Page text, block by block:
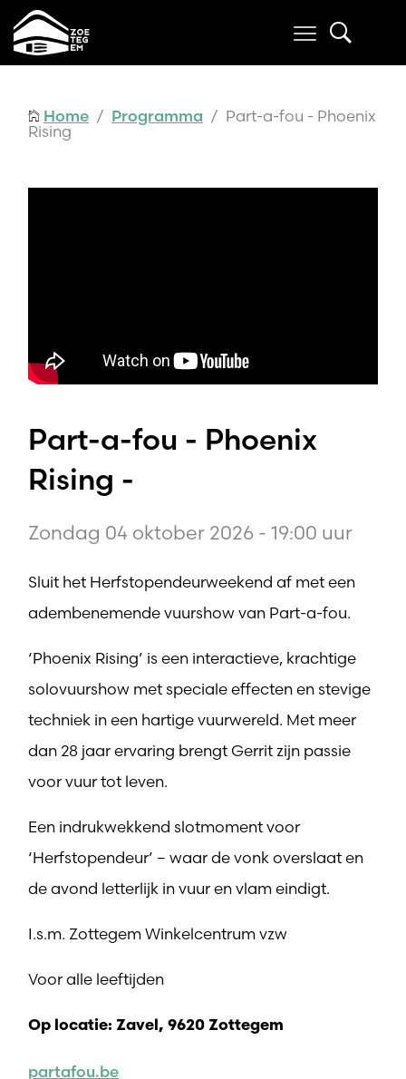
Home / Programma / Part-a-fou - Phoenix
Rising
Part-a-fou - Phoenix
Rising -
Zondag 04 oktober 2026 - 19:00 uur
Sluit het Herfstopendeurweekend af met een
adembenemende vuurshow van Part-a-fou.
‘Phoenix Rising’ is een interactieve, krachtige
solovuurshow met speciale effecten en stevige
techniek in een hartige vuurwereld. Met meer
dan 28 jaar ervaring brengt Gerrit zijn passie
voor vuur tot leven.
Een indrukwekkend slotmoment voor
‘Herfstopendeur’ – waar de vonk overslaat en
de avond letterlijk in vuur en vlam eindigt.
I.s.m. Zottegem Winkelcentrum vzw
Voor alle leeftijden
Op locatie: Zavel, 9620 Zottegem
partafou.be